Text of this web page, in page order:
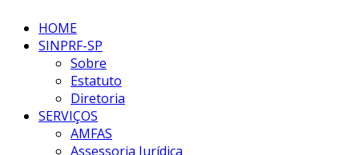
HOME
SINPRF-SP
Sobre
Estatuto
Diretoria
SERVIÇOS
AMFAS
Assessoria Jurídica